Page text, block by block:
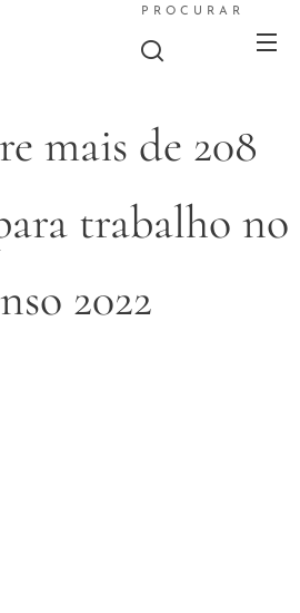
PROCURAR
mais de 208
trabalho no
2022